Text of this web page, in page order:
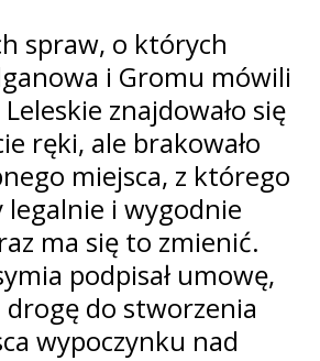
spraw, o których
i Gromu mówili
znajdowało się
ręki, ale brakowało
miejsca, z którego
legalnie i wygodnie
ma się to zmienić.
podpisał umowę,
do stworzenia
wypoczynku nad